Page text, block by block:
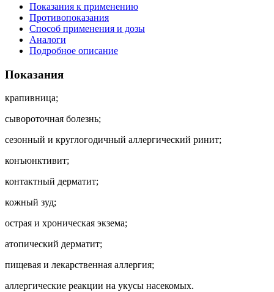
Показания к применению
Противопоказания
Способ применения и дозы
Аналоги
Подробное описание
Показания
крапивница;
сывороточная болезнь;
сезонный и круглогодичный аллергический ринит;
конъюнктивит;
контактный дерматит;
кожный зуд;
острая и хроническая экзема;
атопический дерматит;
пищевая и лекарственная аллергия;
аллергические реакции на укусы насекомых.